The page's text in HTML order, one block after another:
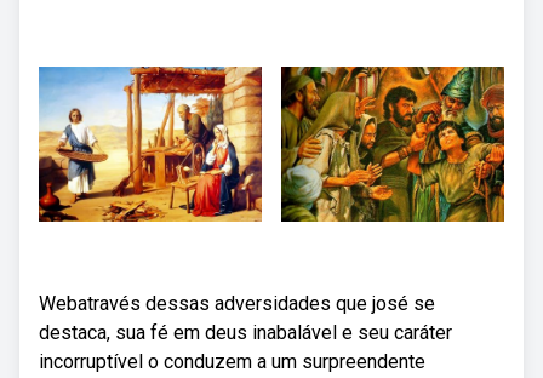
Webatravés dessas adversidades que josé se
destaca, sua fé em deus inabalável e seu caráter
incorruptível o conduzem a um surpreendente